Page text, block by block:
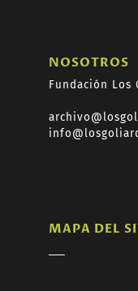
NOSOTROS
Fundación Los
MAPA DEL